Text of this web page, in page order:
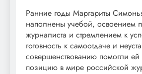
Ранние годы Маргариты
наполнены учебой, освоением
журналиста и стремлением к
готовность к самоотдаче и
совершенствованию помогли ей
позицию в мире российской